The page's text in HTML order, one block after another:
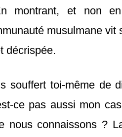
montrant, et non
musulmane vit
décrispée.
souffert toi-même de
ce pas aussi mon
nous connaissons ?